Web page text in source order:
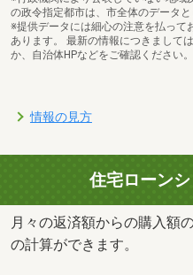
の政令指定都市は、市全体のデータと
※提供データには細心の注意を払って
あります。 最新の情報につきまして
か、自治体HPなどをご確認ください。
情報の見方
住宅ローン
月々の返済額からの購入額
の計算ができます。